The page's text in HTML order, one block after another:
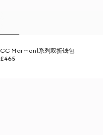
GG Marmont系列双折钱包
£465